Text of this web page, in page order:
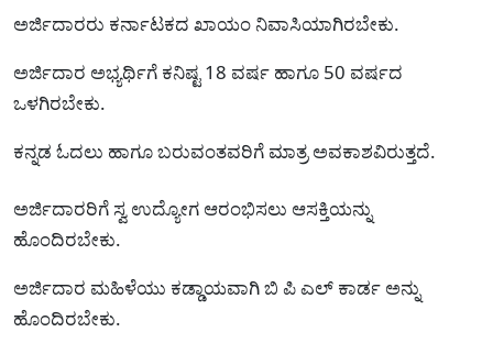
ಅರ್ಜಿದಾರರು ಕರ್ನಾಟಕದ ಖಾಯಂ ನಿವಾಸಿಯಾಗಿರಬೇಕು.
ಅರ್ಜಿದಾರ‍ ಅಭ್ಯರ್ಥಿಗೆ ಕನಿಷ್ಟ 18 ವರ್ಷ ಹಾಗೂ 50 ವರ್ಷದ
ಒಳಗಿರಬೇಕು.
ಕನ್ನಡ ಓದಲು ಹಾಗೂ ಬರುವಂತವರಿಗೆ ಮಾತ್ರ ಅವಕಾಶವಿರುತ್ತದೆ.
ಅರ್ಜಿದಾರರಿಗೆ ಸ್ವ ಉದ್ಯೋಗ ಆರಂಭಿಸಲು ಆಸಕ್ತಿಯನ್ನು
ಹೊಂದಿರಬೇಕು.
ಅರ್ಜಿದಾರ ಮಹಿಳೆಯು ಕಡ್ಡಾಯವಾಗಿ ಬಿ ಪಿ ಎಲ್ ಕಾರ್ಡ ಅನ್ನು
ಹೊಂದಿರಬೇಕು.